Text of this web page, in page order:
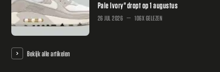
Pale Ivory" dropt op 1 augustus
26 JUL 2026 106X GELEZEN
Bekijk alle artikelen